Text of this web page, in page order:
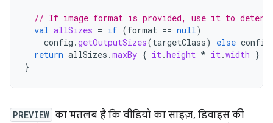
// If image format is provided, use it to
val allSizes = if (format == null)
config .getOutputSizes(targetClass) else config
return allSizes .maxBy { it.height * it.width }
}
PREVIEW का मतलब है कि वीडियो का साइज़, डिवाइस की